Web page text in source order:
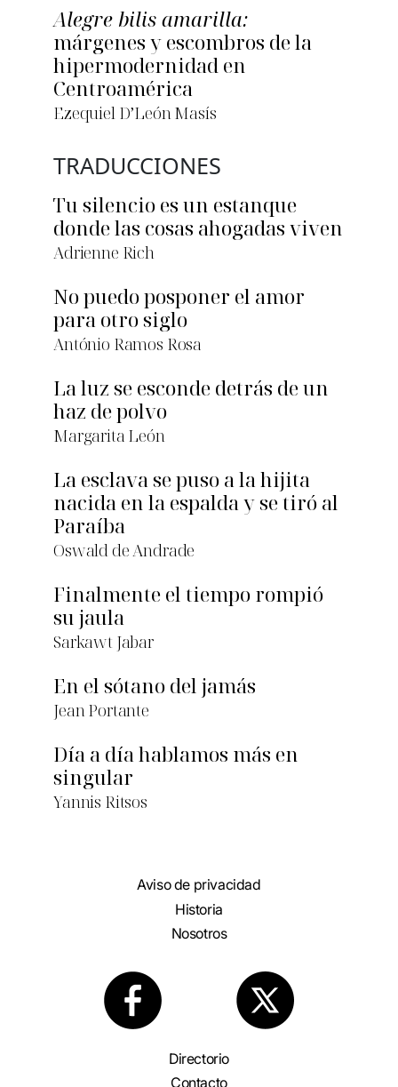
Alegre bilis amarilla:
márgenes y escombros de la
hipermodernidad en
Centroamérica
Ezequiel D’León Masís
TRADUCCIONES
Tu silencio es un estanque
donde las cosas ahogadas viven
Adrienne Rich
No puedo posponer el amor
para otro siglo
António Ramos Rosa
La luz se esconde detrás de un
haz de polvo
Margarita León
La esclava se puso a la hijita
nacida en la espalda y se tiró al
Paraíba
Oswald de Andrade
Finalmente el tiempo rompió
su jaula
Sarkawt Jabar
En el sótano del jamás
Jean Portante
Día a día hablamos más en
singular
Yannis Ritsos
Aviso de privacidad
Historia
Nosotros
Directorio
Contacto